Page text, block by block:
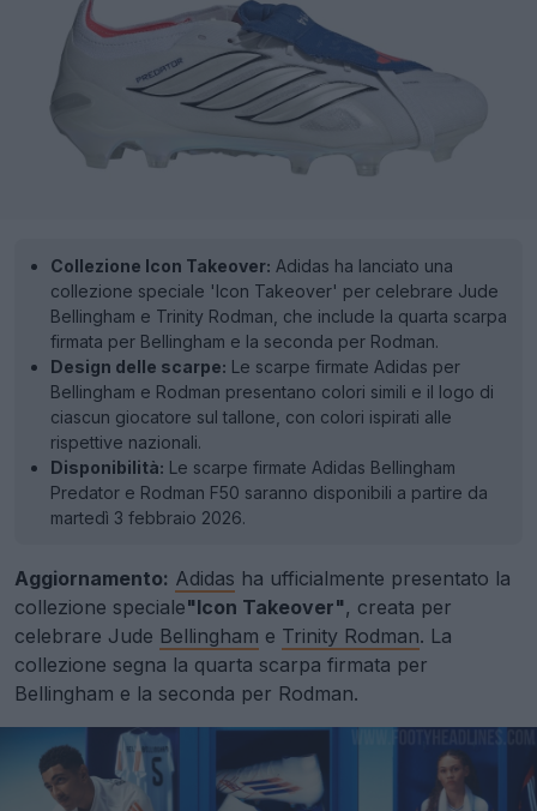
Collezione Icon Takeover: Adidas ha lanciato una
collezione speciale 'Icon Takeover' per celebrare Jude
Bellingham e Trinity Rodman, che include la quarta scarpa
firmata per Bellingham e la seconda per Rodman.
Design delle scarpe: Le scarpe firmate Adidas per
Bellingham e Rodman presentano colori simili e il logo di
ciascun giocatore sul tallone, con colori ispirati alle
rispettive nazionali.
Disponibilità: Le scarpe firmate Adidas Bellingham
Predator e Rodman F50 saranno disponibili a partire da
martedì 3 febbraio 2026.
Aggiornamento: Adidas ha ufficialmente presentato la
collezione speciale"Icon Takeover", creata per
celebrare Jude Bellingham e Trinity Rodman. La
collezione segna la quarta scarpa firmata per
Bellingham e la seconda per Rodman.